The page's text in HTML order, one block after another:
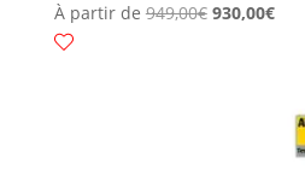
Valutato
5.00
su 5
À partir de 949,00€ 930,00€